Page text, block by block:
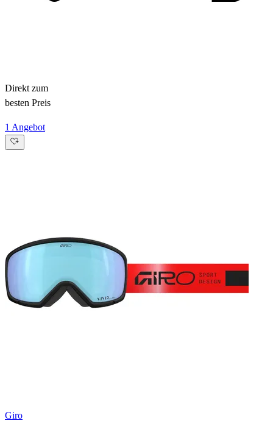
Direkt zum
besten Preis
1 Angebot
Giro